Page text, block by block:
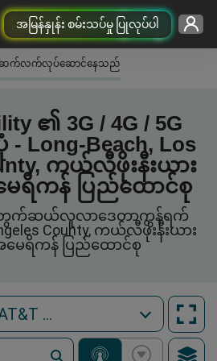
အမြန်နှုန်း စမ်းသပ်မှု ပြုလုပ်ပါ
ဆက်လက်လုပ်ဆောင်နေသည်
၏ 3G / 4G / 5G
- Long-Beach, Los
ကယ်လီဖိုးနီးယား
ရိကန် ပြည်ထောင်စု
အတွက်ဆယ်လူလာဒေတာကွန်ရက်
County, ကယ်လီဖိုးနီးယား
မေရိကန် ပြည်ထောင်စု
AT&T Mobility